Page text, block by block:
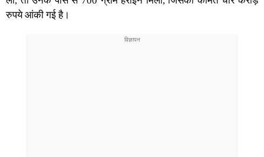
रुपये आंकी गई ह‍ै।